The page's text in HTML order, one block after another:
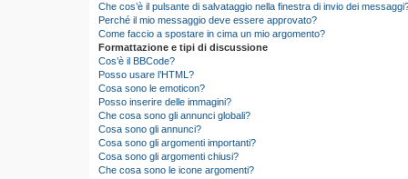
Che cos’è il pulsante di salvataggio nella finestra di invio dei
Perché il mio messaggio deve essere approvato?
Come faccio a spostare in cima un mio argomento?
Formattazione e tipi di discussione
Cos’è il BBCode?
Posso usare l’HTML?
Cosa sono le emoticon?
Posso inserire delle immagini?
Che cosa sono gli annunci globali?
Cosa sono gli annunci?
Cosa sono gli argomenti importanti?
Cosa sono gli argomenti chiusi?
Che cosa sono le icone argomenti?